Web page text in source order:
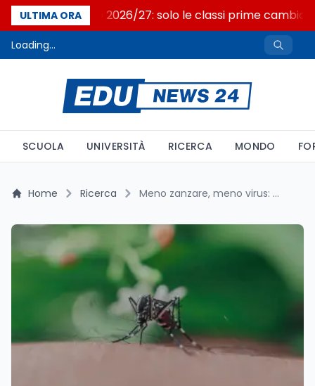
ULTIMA ORA
Nuovo curricolo 2026/27: solo le classi prime
Loading...
SCUOLA UNIVERSITÀ RICERCA MONDO
Home Ricerca Meno zanzare, meno virus: il piano Verily contro dengue e Zika